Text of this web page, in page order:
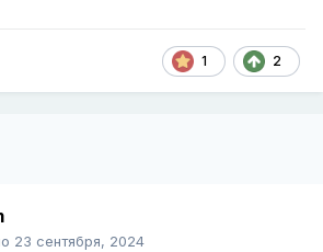
1 2
23 сентября, 2024